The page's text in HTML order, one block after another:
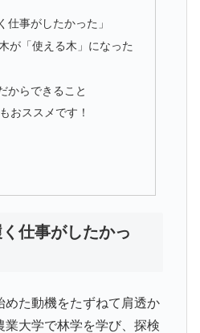
仕事がしたかった」
が「使える木」になった
からできること
おススメです！
く仕事がしたかっ
めた動機をたずねて肩透か
業大学で林学を学び、探検